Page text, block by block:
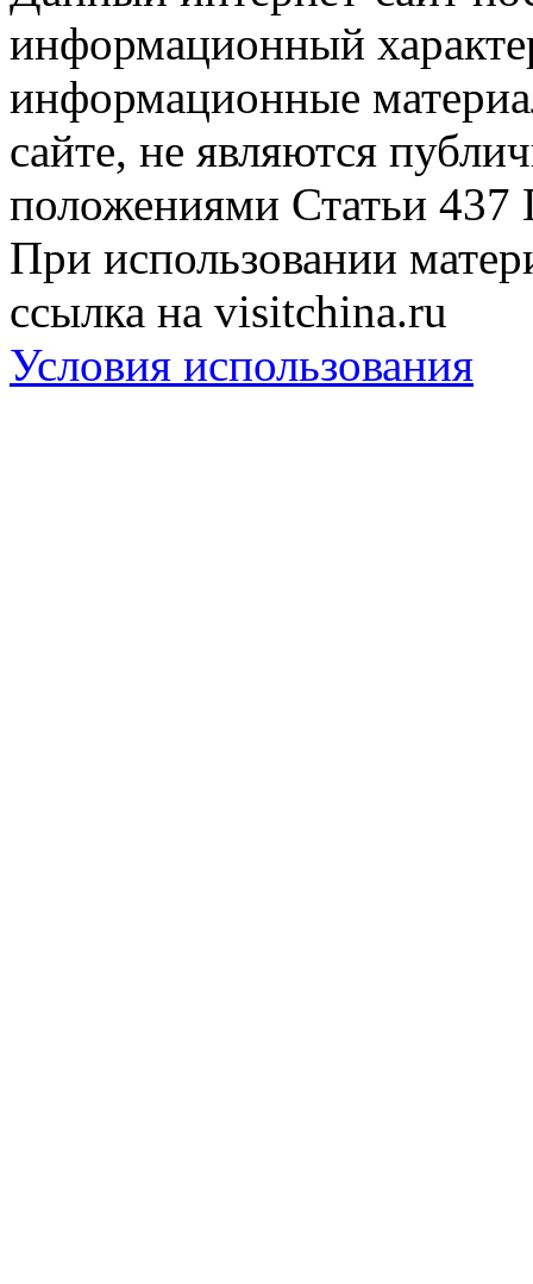
информационный
информационные
сайте, не являются
положениями Статьи 437
При использовании
ссылка на visitchina.ru
Условия использования